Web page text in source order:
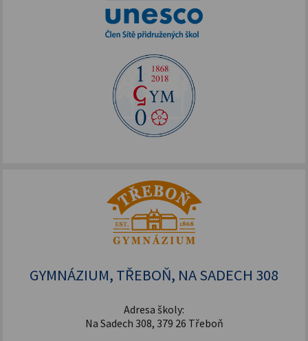
GYMNÁZIUM, TŘEBOŇ, NA SADECH 308
Adresa školy:
Na Sadech 308, 379 26 Třeboň